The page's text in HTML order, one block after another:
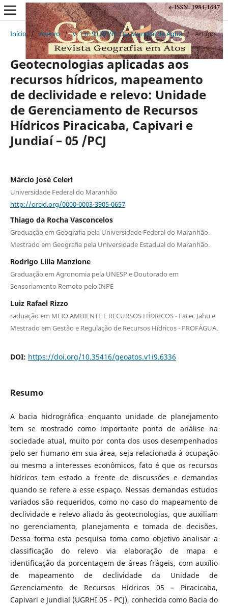
Início / Acervo / v. 1 n. 9 (2019): Dia Mundial da Água / Artigos
Geotecnologias aplicadas aos
recursos hídricos, mapeamento
de declividade e relevo: Unidade
de Gerenciamento de Recursos
Hídricos Piracicaba, Capivari e
Jundiaí – 05 /PCJ
Márcio José Celeri
Universidade Federal do Maranhão
http://orcid.org/0000-0003-3905-0657
Thiago da Rocha Vasconcelos
Graduação em Geografia pela Universidade Federal do Maranhão.
Mestrado em Geografia pela Universidade Estadual do Maranhão.
Rodrigo Lilla Manzione
Graduação em Agronomia pela UNESP e Doutorado em
Sensoriamento Remoto pelo INPE
Luiz Rafael Rizzo
raduação em MEIO AMBIENTE E RECURSOS HÍDRICOS - Fatec Jahu e
Mestrado em Gestão e Regulação de Recursos Hídricos - PROFÁGUA.
DOI: https://doi.org/10.35416/geoatos.v1i9.6336
Resumo
A bacia hidrográfica enquanto unidade de planejamento
tem se mostrado como importante ponto de análise na
sociedade atual, muito por conta dos usos desempenhados
pelo ser humano em sua área, seja relacionada à ocupação
ou mesmo a interesses econômicos, fato é que os recursos
hídricos tem estado a frente de discussões e demandas
quando se refere a esse espaço. Nessas demandas estudos
variados são requeridos, como no caso do mapeamento de
declividade e relevo aliado às geotecnologias, que auxiliam
no gerenciamento, planejamento e tomada de decisões.
Dessa forma esta pesquisa toma como objetivo analisar a
classificação do relevo via elaboração de mapa e
identificação da porcentagem de áreas frágeis, com auxílio
de mapeamento de declividade da Unidade de
Gerenciamento de Recursos Hídricos 05 – Piracicaba,
Capivari e Jundiaí (UGRHI 05 - PCJ), conhecida como Bacia do